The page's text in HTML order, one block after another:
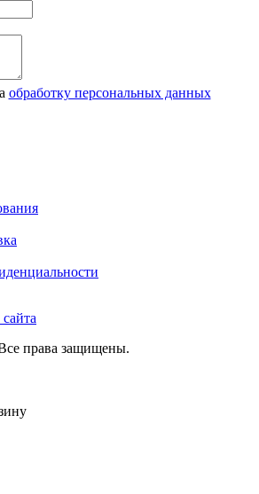
обработку персональных данных
права защищены.